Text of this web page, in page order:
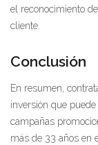
el reconocimiento
cliente.
Conclusión
En resumen,
inversión que
campañas
más de 33 años en